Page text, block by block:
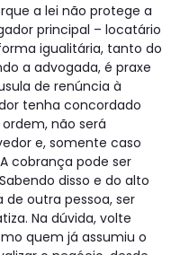
a lei não protege a
principal – locatário
igualitária, tanto do
a advogada, é praxe
de renúncia à
tenha concordado
não será
e, somente caso
cobrança pode ser
disso e do alto
de outra pessoa, ser
Na dúvida, volte
quem já assumiu o